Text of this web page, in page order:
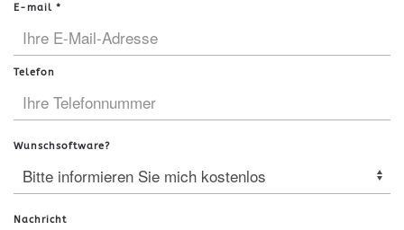
E-mail *
Telefon
Wunschsoftware?
Nachricht